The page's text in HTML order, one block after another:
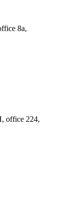
8a,
office 224,